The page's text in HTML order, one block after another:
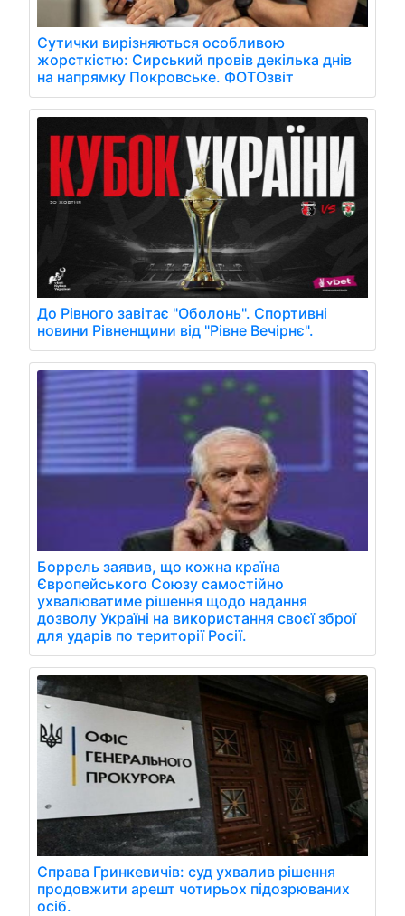
Сутички вирізняються особливою
жорсткістю: Сирський провів декілька днів
на напрямку Покровське. ФОТОзвіт
До Рівного завітає "Оболонь". Спортивні
новини Рівненщини від "Рівне Вечірнє".
Боррель заявив, що кожна країна
Європейського Союзу самостійно
ухвалюватиме рішення щодо надання
дозволу Україні на використання своєї зброї
для ударів по території Росії.
Справа Гринкевичів: суд ухвалив рішення
продовжити арешт чотирьох підозрюваних
осіб.